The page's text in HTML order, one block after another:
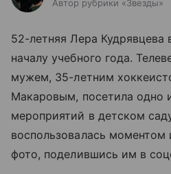
Автор рубрики «Звезды»
52-летняя Лера Кудрявцева
началу учебного года.
мужем, 35-летним
Макаровым, посетила одно
мероприятий в детском
воспользовалась моментом
фото, поделившись им в